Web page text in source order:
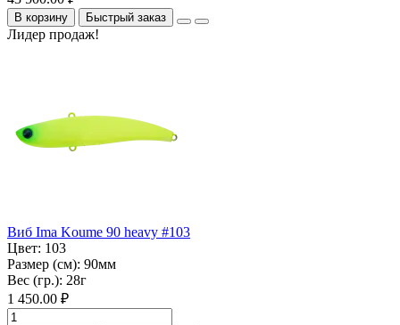
В корзину Быстрый заказ
Лидер продаж!
Виб Ima Koume 90 heavy #103
Цвет: 103
Размер (см): 90мм
Вес (гр.): 28г
1 450.00 ₽